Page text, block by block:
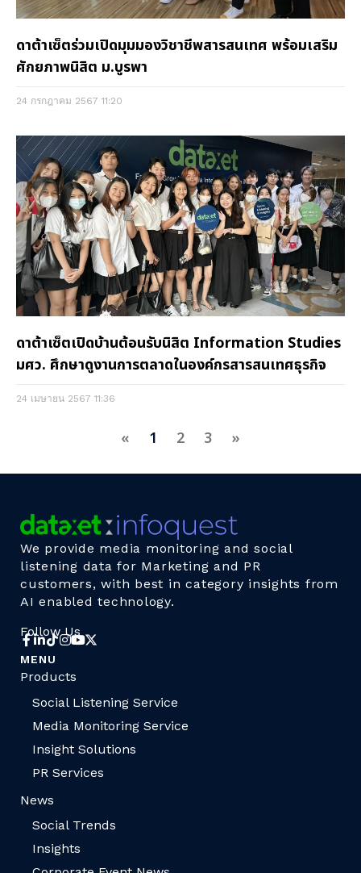
ดาต้าเซ็ตร่วมเปิดมุมมองวิชาชีพสารสนเทศ พร้อมเสริม
ศักยภาพนิสิต ม.บูรพา
24 กรกฎาคม 2567 11:20
ดาต้าเซ็ตเปิดบ้านต้อนรับนิสิต Information Studies
มศว. ศึกษาดูงานการตลาดในองค์กรสารสนเทศธุรกิจ
24 เมษายน 2567 11:36
« 1 2 3 »
We provide media monitoring and social
listening data for Marketing and PR
customers, with best in category insights from
AI enabled technology.
Follow Us
MENU
Products
Social Listening Service
Media Monitoring Service
Insight Solutions
PR Services
News
Social Trends
Insights